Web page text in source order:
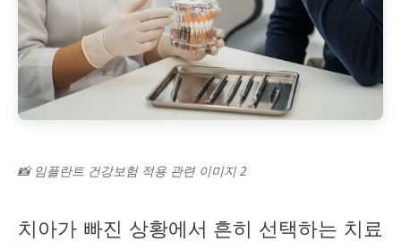
📸 임플란트 건강보험 적용 관련 이미지 2
치아가 빠진 상황에서 흔히 선택하는 치료